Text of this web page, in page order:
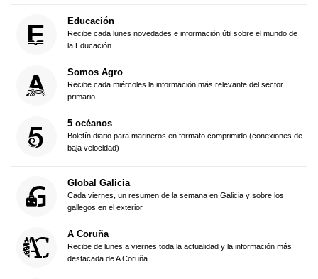
Educación
Recibe cada lunes novedades e información útil sobre el mundo de
la Educación
Somos Agro
Recibe cada miércoles la información más relevante del sector
primario
5 océanos
Boletín diario para marineros en formato comprimido (conexiones de
baja velocidad)
Global Galicia
Cada viernes, un resumen de la semana en Galicia y sobre los
gallegos en el exterior
A Coruña
Recibe de lunes a viernes toda la actualidad y la información más
destacada de A Coruña